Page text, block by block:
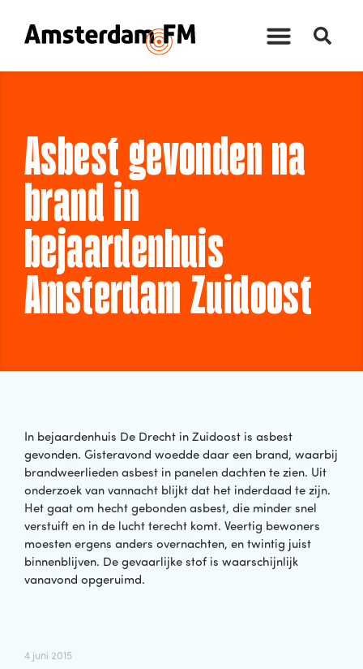
Asbest gevonden na
brand in
bejaardenhuis
Amsterdam Zuidoost
In bejaardenhuis De Drecht in Zuidoost is asbest
gevonden. Gisteravond woedde daar een brand, waarbij
brandweerlieden asbest in panelen dachten te zien. Uit
onderzoek van vannacht blijkt dat het inderdaad te zijn.
Het gaat om hecht gebonden asbest, die minder snel
verstuift en in de lucht terecht komt. Veertig bewoners
moesten ergens anders overnachten, en twintig juist
binnenblijven. De gevaarlijke stof is waarschijnlijk
vanavond opgeruimd.
4 juni 2015